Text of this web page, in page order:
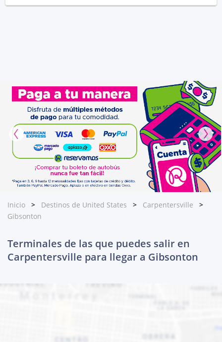
Inicio Destinos de United States
Carpentersville
Gibsonton
Terminales de las que puedes salir en
Carpentersville para llegar a Gibsonton